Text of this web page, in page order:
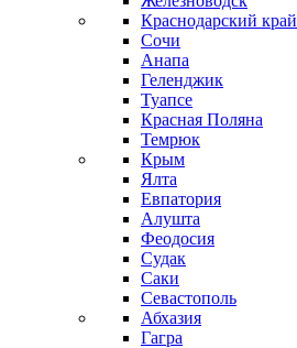
Краснодарский край
Сочи
Анапа
Геленджик
Туапсе
Красная Поляна
Темрюк
Крым
Ялта
Евпатория
Алушта
Феодосия
Судак
Саки
Севастополь
Абхазия
Гагра